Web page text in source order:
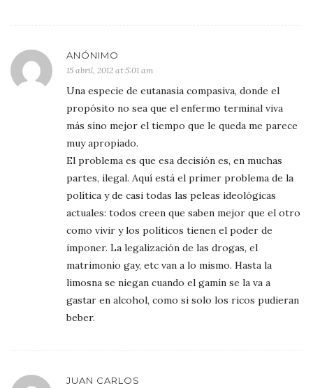
ANÓNIMO
15 abril, 2012 at 5:01 am
Una especie de eutanasia compasiva, donde el
propósito no sea que el enfermo terminal viva
más sino mejor el tiempo que le queda me parece
muy apropiado.
El problema es que esa decisión es, en muchas
partes, ilegal. Aquí está el primer problema de la
política y de casi todas las peleas ideológicas
actuales: todos creen que saben mejor que el otro
como vivir y los políticos tienen el poder de
imponer. La legalización de las drogas, el
matrimonio gay, etc van a lo mismo. Hasta la
limosna se niegan cuando el gamín se la va a
gastar en alcohol, como si solo los ricos pudieran
beber.
JUAN CARLOS